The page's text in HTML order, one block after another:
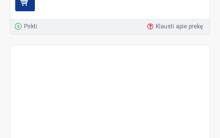
Pirkti Klausti apie prekę